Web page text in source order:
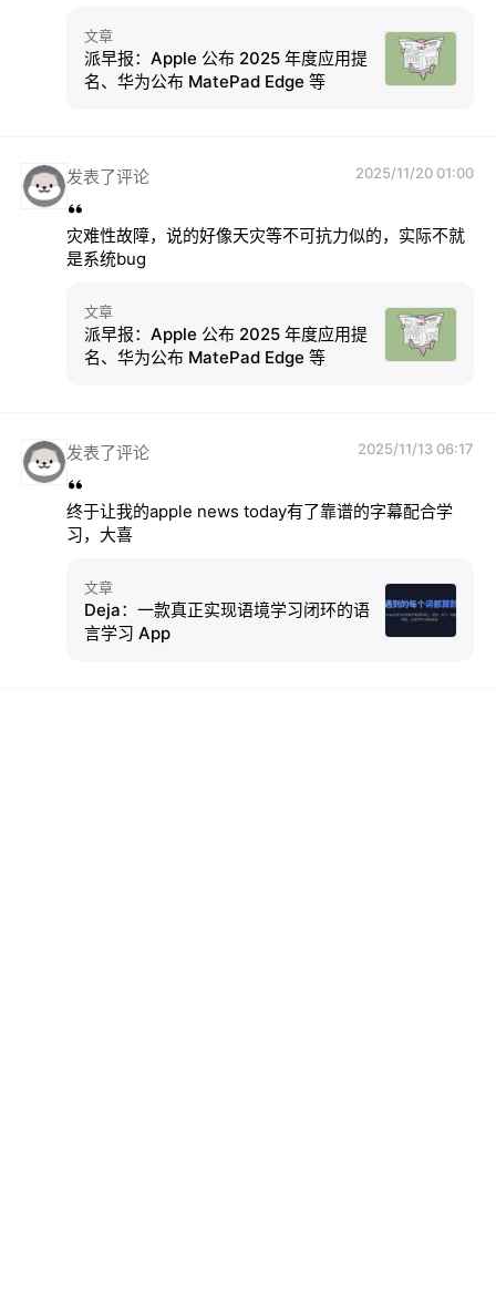
文章
派早报：Apple 公布 2025 年度应用提
名、华为公布 MatePad Edge 等
发表了评论 2025/11/20 01:00
灾难性故障，说的好像天灾等不可抗力似的，实际不就
是系统bug
文章
派早报：Apple 公布 2025 年度应用提
名、华为公布 MatePad Edge 等
发表了评论 2025/11/13 06:17
终于让我的apple news today有了靠谱的字幕配合学
习，大喜
文章
Deja：一款真正实现语境学习闭环的语
言学习 App